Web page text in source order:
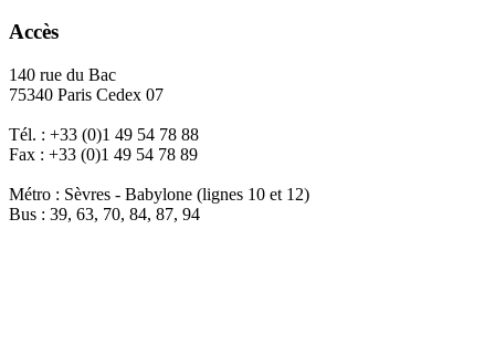
Accès
140 rue du Bac
75340 Paris Cedex 07
Tél. : +33 (0)1 49 54 78 88
Fax : +33 (0)1 49 54 78 89
Métro : Sèvres - Babylone (lignes 10 et 12)
Bus : 39, 63, 70, 84, 87, 94